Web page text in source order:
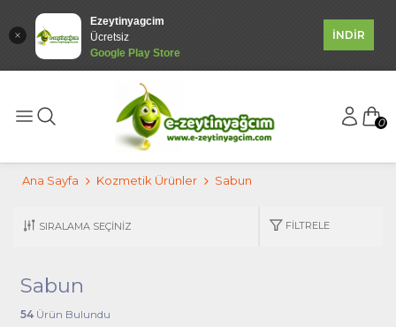
Ezeytinyagcim
Ücretsiz
Google Play Store
İNDİR
0
Ana Sayfa Kozmetik Ürünler Sabun
FILTRELE
Sabun
54Ürün Bulundu